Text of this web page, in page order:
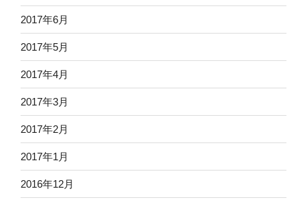
2017年6月
2017年5月
2017年4月
2017年3月
2017年2月
2017年1月
2016年12月